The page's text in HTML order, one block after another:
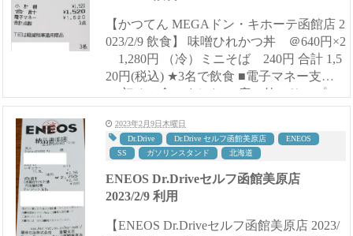
【かつてん MEGAドン・キホーテ函館店 2
023/2/9 飲食】 味噌ひれかつ丼 ＠640円×2
1,280円 （冷）ミニそば 240円 合計 1,5
20円(税込) ★3名で飲食 ■電子マネー支払
写真を見て入...
2023年2月9日木曜日
Dr.Drive
Dr.Drive セルフ函館美原店
ENEOS
SS
ガソリンスタンド 北海道
ENEOS Dr.Driveセルフ函館美原店
2023/2/9 利用
【ENEOS Dr.Driveセルフ函館美原店 2023/